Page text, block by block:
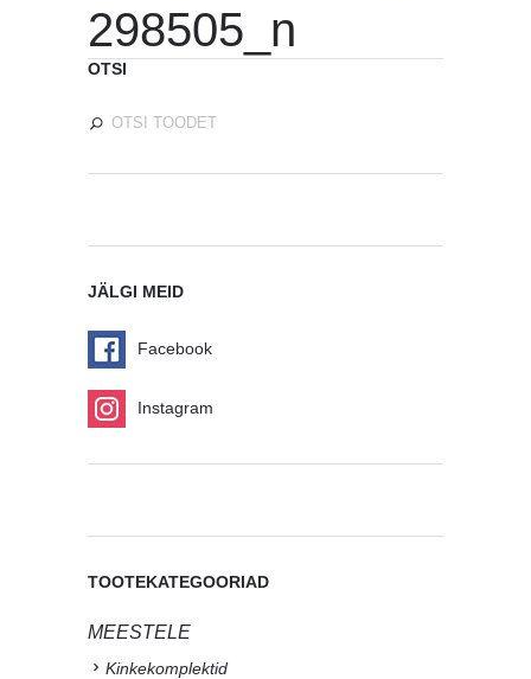
298505_n
OTSI
JÄLGI MEID
Facebook
Instagram
TOOTEKATEGOORIAD
MEESTELE
Kinkekomplektid